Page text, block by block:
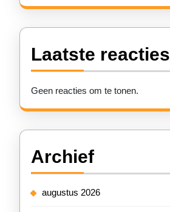
Laatste reacties
Geen reacties om te tonen.
Archief
augustus 2026